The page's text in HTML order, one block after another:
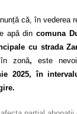
că, în vederea
apă dincomuna
cu strada
zonă, este
2025, în